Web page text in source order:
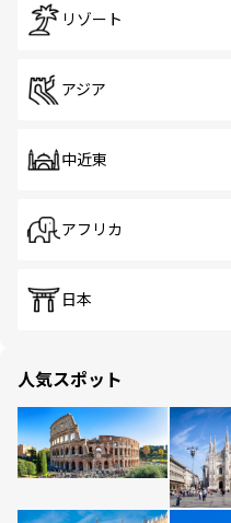
リゾート
アジア
中近東
アフリカ
日本
人気スポット